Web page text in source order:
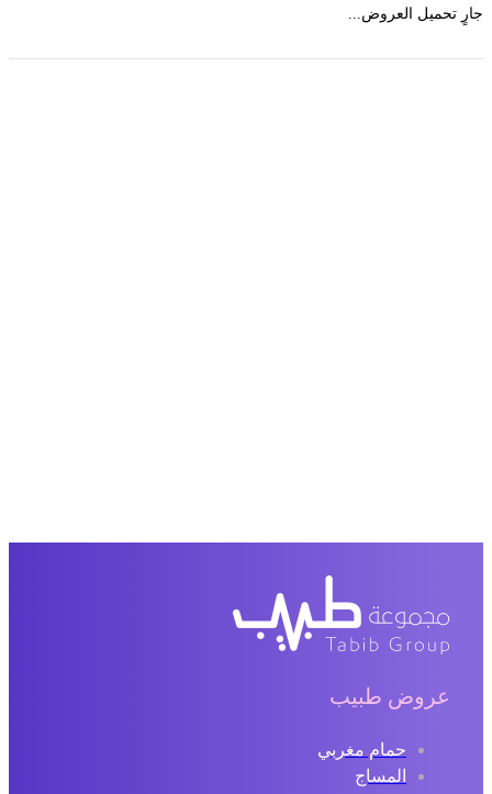
تحميل العروض...
عروض طبيب
حمام مغربي
المساج